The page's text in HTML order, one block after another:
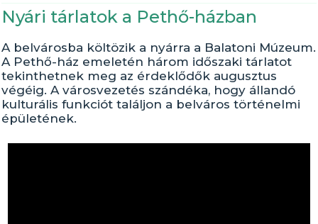
Nyári tárlatok a Pethő-házban
A belvárosba költözik a nyárra a Balatoni Múzeum.
A Pethő-ház emeletén három időszaki tárlatot
tekinthetnek meg az érdeklődők augusztus
végéig. A városvezetés szándéka, hogy állandó
kulturális funkciót találjon a belváros történelmi
épületének.